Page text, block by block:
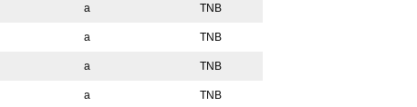
a TNB
a TNB
a TNB
a TNB